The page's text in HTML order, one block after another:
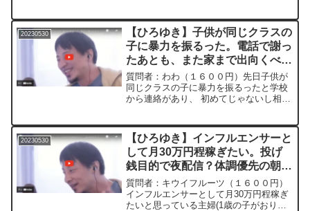
言われます。 しかし、 昇給もあまり期
待できないので、コ...
20230530
【ひろゆき】子供が同じクラスの
子に暴力を振るった。電話で謝っ
たあとも、また家まで出向くべき
なのでしょうか？ー ひろゆき切
り抜き 20230530
質問者：わわ（１６００円）先日子供が
同じクラスの子に暴力を振るったと学校
から連絡があり、 初めてじゃないし相手
た が、子供からそんなに酷い怪我だと
は聞いていません。 ...
20230530
【ひろゆき】インフルエンサーと
して月30万円程稼ぎたい。投げ
銭目的で夜配信？体調優先の朝昼
配信？ー ひろゆき切り抜き
20230530
質問者：キウイフルーツ（１６００円）
インフルエンサーとして月30万円程稼ぎ
たいと思っている主婦(1歳の子がおり今